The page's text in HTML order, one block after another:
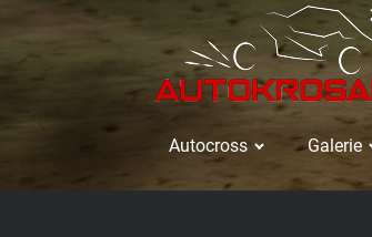
Autocross Galerie